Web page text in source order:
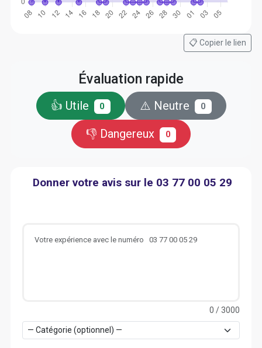
📋 Copier le lien
Évaluation rapide
👍 Utile 0 ⚠️ Neutre 0
👎 Dangereux 0
Donner votre avis sur le 03 77 00 05 29
0 / 3000